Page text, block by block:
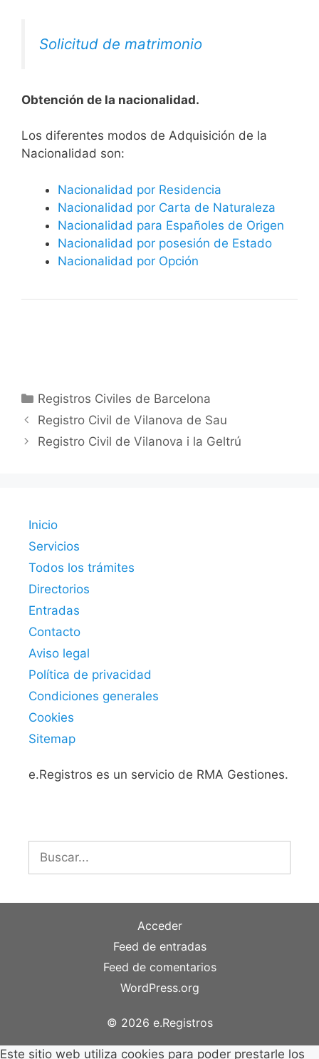
Solicitud de matrimonio
Obtención de la nacionalidad.
​​​Los diferentes modos de Adquisición de la
Nacionalidad son:
Nacionalidad por Residencia
Nacionalidad por Carta de Naturaleza
Nacionalidad para Españoles de Origen
Nacionalidad por posesión de Estado
Nacionalidad por Opción
Categorías
Registros Civiles de Barcelona
Registro Civil de Vilanova de Sau
Registro Civil de Vilanova i la Geltrú
Inicio
Servicios
Todos los trámites
Directorios
Entradas
Contacto
Aviso legal
Política de privacidad
Condiciones generales
Cookies
Sitemap
e.Registros es un servicio de RMA Gestiones.
Buscar:
Acceder
Feed de entradas
Feed de comentarios
WordPress.org
© 2026 e.Registros
Este sitio web utiliza cookies para poder prestarle los